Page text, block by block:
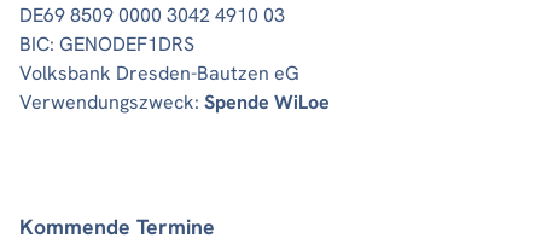
DE69 8509 0000 3042 4910 03
BIC: GENODEF1DRS
Volksbank Dresden-Bautzen eG
Verwendungszweck: Spende WiLoe
Kommende Termine